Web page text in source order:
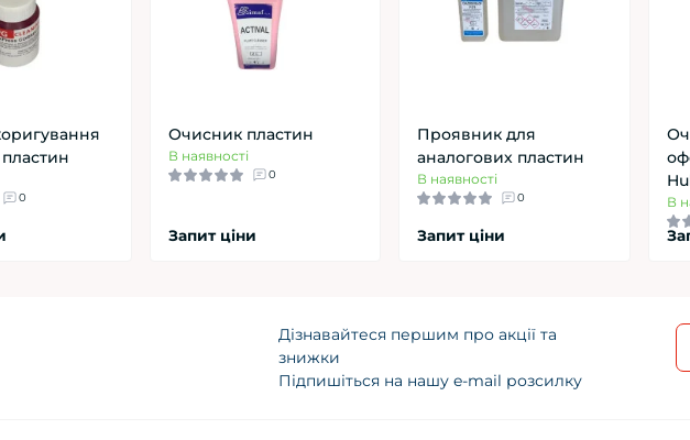
0
Очисник пластин
В наявності
0
Запит ціни
Проявник для
аналогових пластин
В наявності
0
Запит ціни
В
Дізнавайтеся першим про акції та
знижки
Підпишіться на нашу e-mail розсилку
Угода користувача